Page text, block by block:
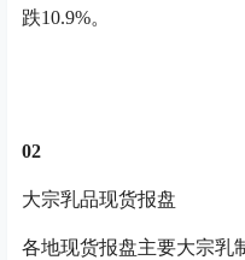
跌10.9%。
02
大宗乳品现货报盘
各地现货报盘主要大宗乳